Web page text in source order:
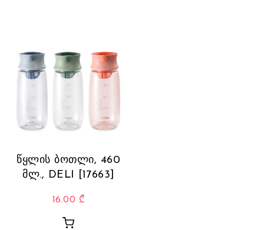
წყლის ბოთლი, 460
მლ., DELI [17663]
16.00 ₾